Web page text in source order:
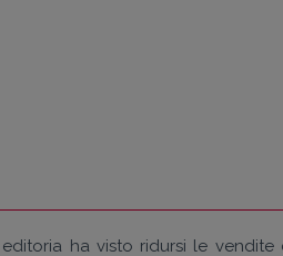
ha visto ridursi le vendite